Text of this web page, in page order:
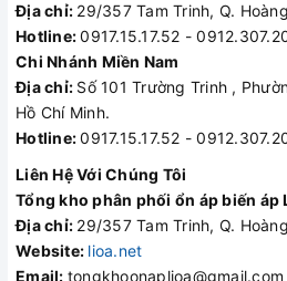
Địa chỉ: 29/357 Tam Trinh, Q.
Hotline:0917.15.17.52 -
Chi Nhánh Miền Nam
Địa chỉ: Số 101 Trường Trinh ,
Hồ Chí Minh.
Hotline:0917.15.17.52 -
Liên Hệ Với Chúng Tôi
Tổng kho phân phối ổn áp biến áp
Địa chỉ: 29/357 Tam Trinh, Q.
Website: lioa.net
Email: tongkhoonaplioa@gmail.com